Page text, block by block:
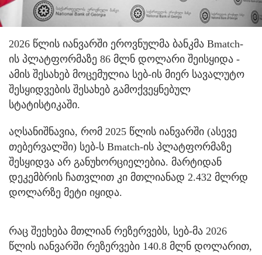
2026 წლის იანვარში ეროვნულმა ბანკმა Bmatch-
ის პლატფორმაზე 86 მლნ დოლარი შეისყიდა -
ამის შესახებ მოცემულია სებ-ის მიერ სავალუტო
შესყიდვების შესახებ გამოქვეყნებულ
სტატისტიკაში.
აღსანიშნავია, რომ 2025 წლის იანვარში (ასევე
თებერვალში) სებ-ს Bmatch-ის პლატფორმაზე
შესყიდვა არ განუხორციელებია. მარტიდან
დეკემბრის ჩათვლით კი მთლიანად 2.432 მლრდ
დოლარზე მეტი იყიდა.
რაც შეეხება მთლიან რეზერვებს, სებ-მა 2026
წლის იანვარში რეზერვები 140.8 მლნ დოლარით,